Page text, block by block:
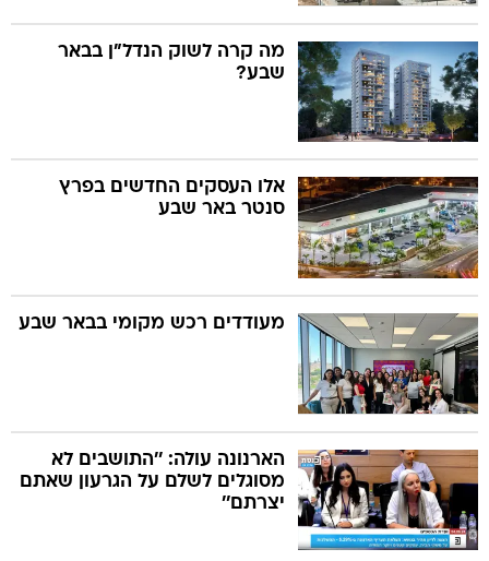
מה קרה לשוק הנדל"ן בבאר
שבע?
אלו העסקים החדשים בפרץ
סנטר באר שבע
מעודדים רכש מקומי בבאר שבע
הארנונה עולה: ''התושבים לא
מסוגלים לשלם על הגרעון שאתם
יצרתם''